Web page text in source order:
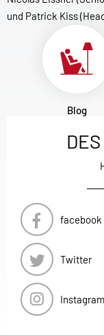
und Patrick Kiss
Blog
facebook
Twitter
Instagram